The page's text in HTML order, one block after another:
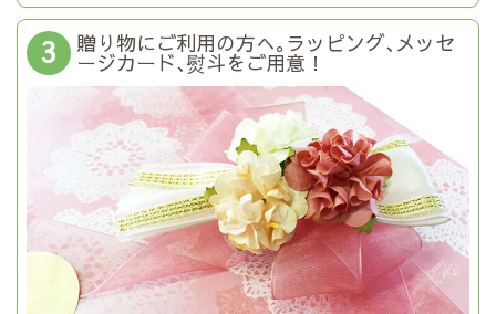
3 贈り物にご利用の方へ｡ラッピング､メッセ
ージカード､熨斗をご用意！